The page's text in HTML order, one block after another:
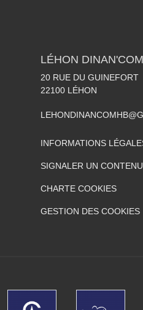
LÉHON
20 RUE DU GUINEFORT
22100 LÉHON
INFORMATIONS
SIGNALER UN
CHARTE COOKIES
GESTION DES COOKIES